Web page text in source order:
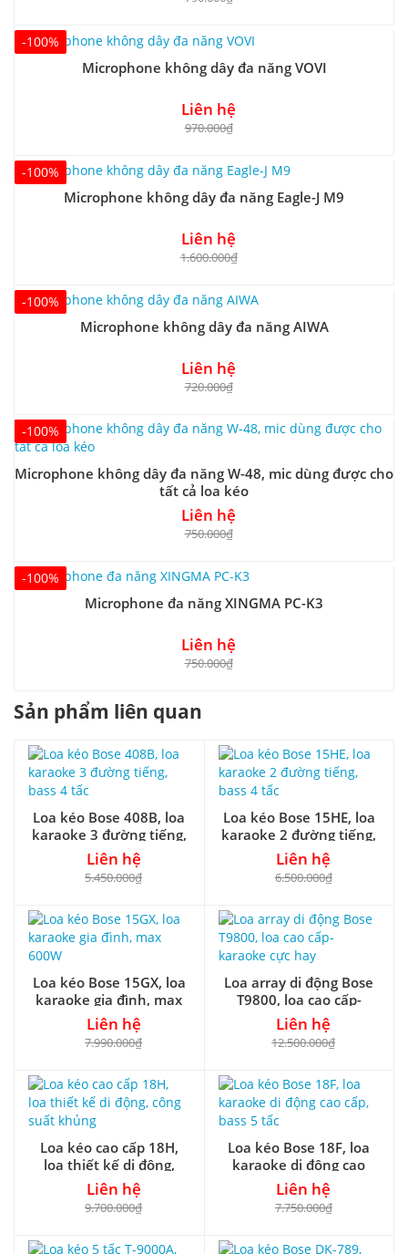
-100%
Microphone không dây đa năng VOVI
Liên hệ
970.000₫
-100%
Microphone không dây đa năng Eagle-J M9
Liên hệ
1.600.000₫
-100%
Microphone không dây đa năng AIWA
Liên hệ
720.000₫
-100%
Microphone không dây đa năng W-48, mic dùng được cho
tất cả loa kéo
Liên hệ
750.000₫
-100%
Microphone đa năng XINGMA PC-K3
Liên hệ
750.000₫
Sản phẩm liên quan
Loa kéo Bose 408B, loa
karaoke 3 đường tiếng,
bass 4 tấc
Liên hệ
5.450.000₫
Loa kéo Bose 15HE, loa
karaoke 2 đường tiếng,
bass 4 tấc
Liên hệ
6.500.000₫
Loa kéo Bose 15GX, loa
karaoke gia đình, max
600W
Liên hệ
7.990.000₫
Loa array di động Bose
T9800, loa cao cấp-
karaoke cực hay
Liên hệ
12.500.000₫
Loa kéo cao cấp 18H,
loa thiết kế di động,
công suất khủng
Liên hệ
9.700.000₫
Loa kéo Bose 18F, loa
karaoke di động cao
cấp, bass 5 tấc
Liên hệ
7.750.000₫